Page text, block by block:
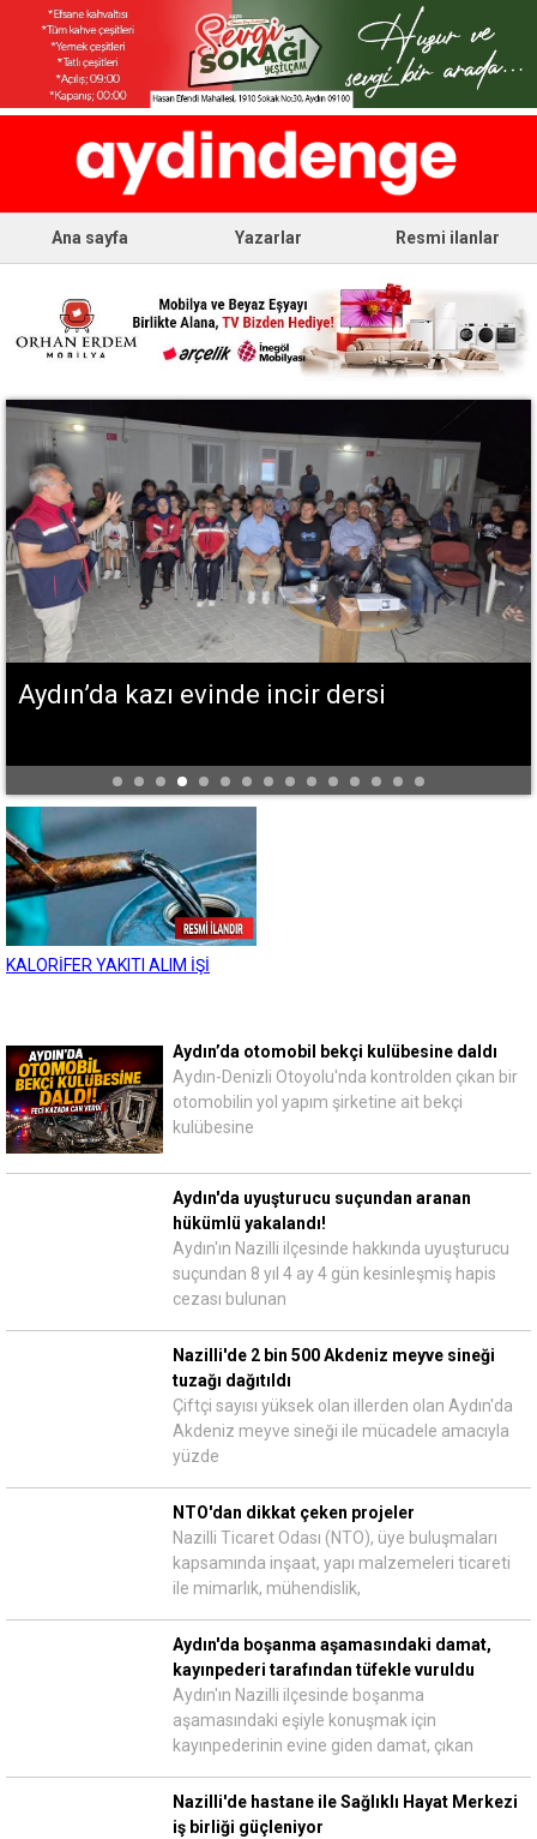
Ana sayfa Yazarlar Resmi ilanlar
Aydın’da kazı evinde incir dersi
KALORİFER YAKITI ALIM İŞİ
Aydın’da otomobil bekçi kulübesine daldı
Aydın-Denizli Otoyolu'nda kontrolden çıkan bir
otomobilin yol yapım şirketine ait bekçi
kulübesine
Aydın'da uyuşturucu suçundan aranan
hükümlü yakalandı!
Aydın'ın Nazilli ilçesinde hakkında uyuşturucu
suçundan 8 yıl 4 ay 4 gün kesinleşmiş hapis
cezası bulunan
Nazilli'de 2 bin 500 Akdeniz meyve sineği
tuzağı dağıtıldı
Çiftçi sayısı yüksek olan illerden olan Aydın'da
Akdeniz meyve sineği ile mücadele amacıyla
yüzde
NTO'dan dikkat çeken projeler
Nazilli Ticaret Odası (NTO), üye buluşmaları
kapsamında inşaat, yapı malzemeleri ticareti
ile mimarlık, mühendislik,
Aydın'da boşanma aşamasındaki damat,
kayınpederi tarafından tüfekle vuruldu
Aydın'ın Nazilli ilçesinde boşanma
aşamasındaki eşiyle konuşmak için
kayınpederinin evine giden damat, çıkan
Nazilli'de hastane ile Sağlıklı Hayat Merkezi
iş birliği güçleniyor